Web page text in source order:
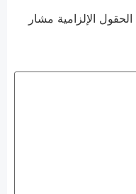
الحقول الإلزامية مشار